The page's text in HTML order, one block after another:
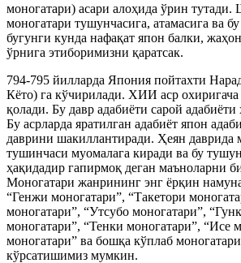
моногатари) асари алоҳида ўрин
моногатари тушунчасига, атамасига ва
бугунги кунда нафақат япон балки,
ўрнига этиборимизни қаратсак.
794-795 йилларда Япония пойтахти
Кёто) га кўчирилади. ХИИ аср охиригача
қолади. Бу давр адабиёти сарой
Бу асрларда яратилган адабиёт япон
даврини шакиллантиради. Ҳеян даврида
тушинчаси муомалага киради ва бу
ҳақидадир гапирмоқ деган маъноларни
Моногатари жанрининг энг ёрқин
“Генжи моногатари”, “Такетори
моногатари”, “Утсубо моногатари”,
моногатари”, “Тенки моногатари”, “Исе
моногатари” ва бошқа кўплаб
кўрсатишимиз мумкин.